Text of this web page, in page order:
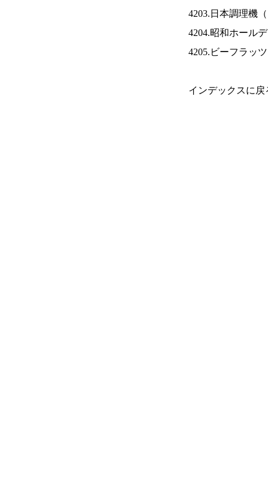
4203.日本調理機（
4204.昭和ホール
4205.ビーフラッ
インデックスに戻